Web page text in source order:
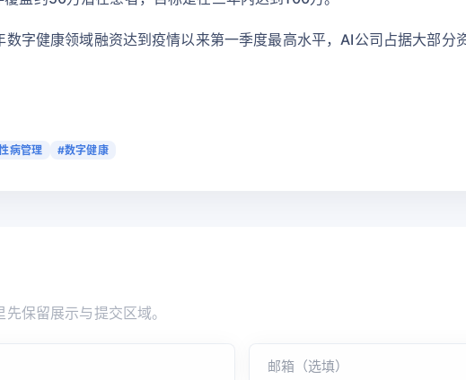
字健康领域融资达到疫情以来第一季度最高水平，AI公司占据大部分
病管理 #数字健康
保留展示与提交区域。